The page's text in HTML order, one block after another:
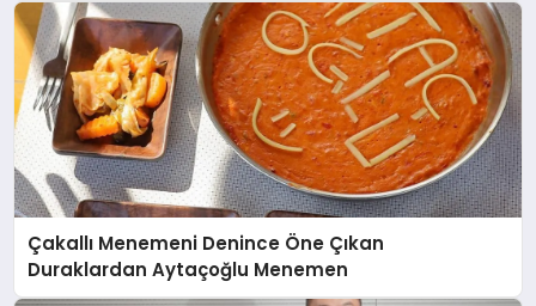
Çakallı Menemeni Denince Öne Çıkan
Duraklardan Aytaçoğlu Menemen